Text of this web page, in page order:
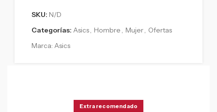
SKU: N/D
Categorías: Asics, Hombre , Mujer, Ofertas
Marca: Asics
Extra recomendado